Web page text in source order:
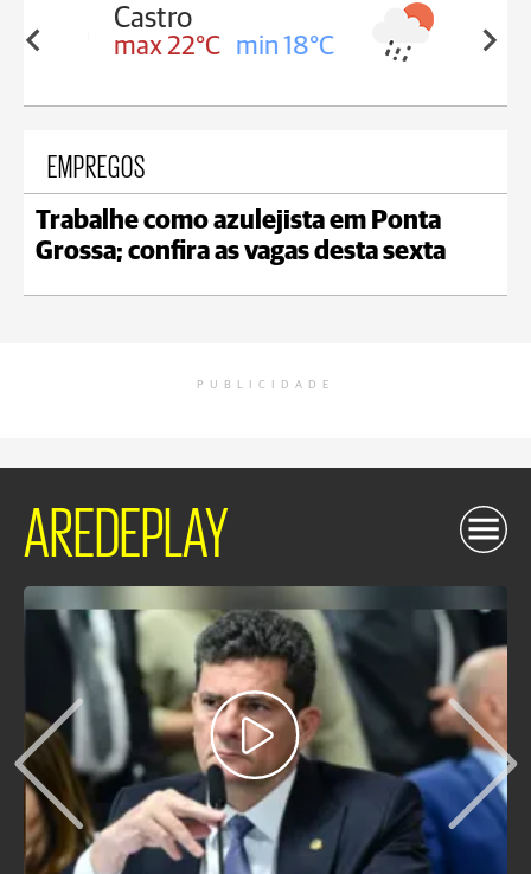
18°C max 21°C min 18°C
EMPREGOS
Trabalhe como azulejista em Ponta
Grossa; confira as vagas desta sexta
PUBLICIDADE
AREDEPLAY